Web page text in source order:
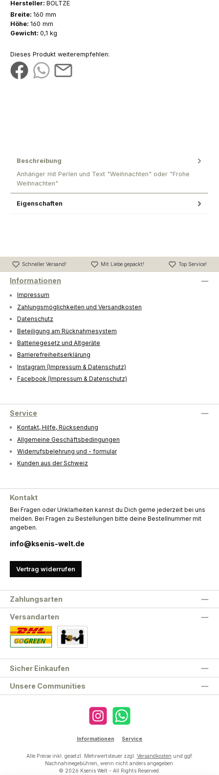
Hersteller: BOLTZE
Breite: 160 mm
Höhe: 160 mm
Gewicht: 0,1 kg
Dieses Produkt weiterempfehlen:
Beschreibung
Anhänger mit Perlen und Text "Weihnachten" oder "Frohe
Weihnachten"
Eigenschaften
Schneller Versand! Mit Liebe gepackt! Top Service!
Informationen
Impressum
Zahlungsmöglichkeiten und Versandkosten
Datenschutz
Beteiligung am Rücknahmesystem
Batteriegesetz und Altgeräte
Barrierefreiheitserklärung
Instagram (Impressum & Datenschutz)
Facebook (Impressum & Datenschutz)
Service
Kontakt, Hilfe, Rücksendung
Allgemeine Geschäftsbedingungen
Widerrufsbelehrung und - formular
Kunden aus der Schweiz
Kontakt
Bei Fragen oder Unklarheiten kannst du Dich gerne jederzeit bei uns
melden. Bei Fragen zu Bestellungen bitte deine Bestellnummer mit
angeben.
info@ksenis-welt.de
Vertrag widerrufen
Unsere Communities
Zahlungsarten
Versandarten
Sicher Einkaufen
Instagram WhatsApp
Informationen Service
Alle Preise inkl. gesetzl. Mehrwertsteuer zzgl. Versandkosten und ggf.
Nachnahmegebühren, wenn nicht anders angegeben.
© 2026 Ksenis Welt - All Rights Reserved.